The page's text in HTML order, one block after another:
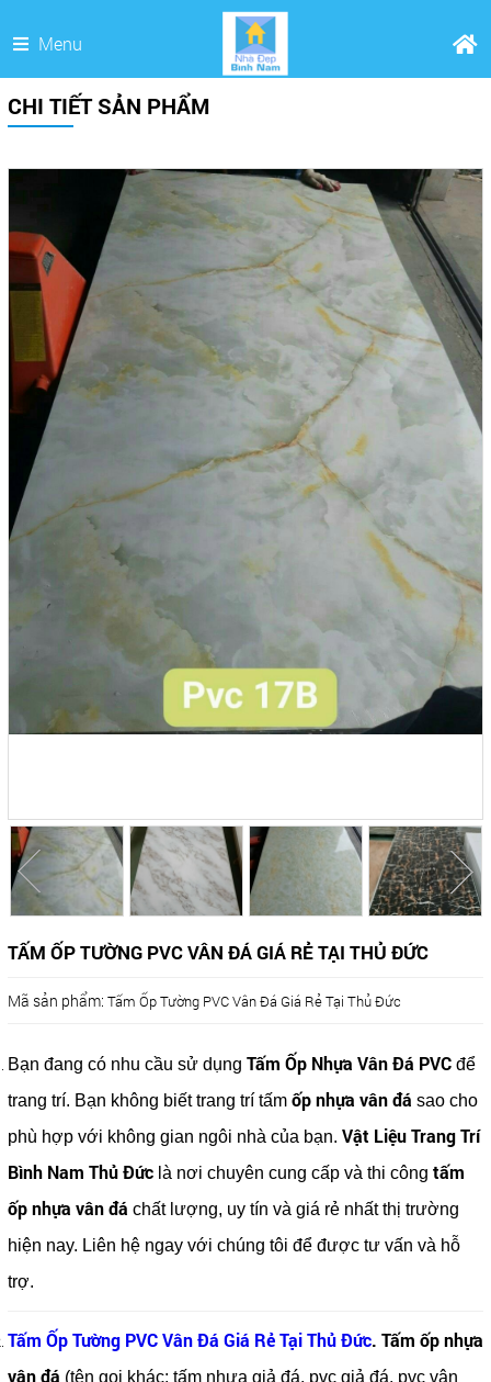
Menu
CHI TIẾT SẢN PHẨM
TẤM ỐP TƯỜNG PVC VÂN ĐÁ GIÁ RẺ TẠI THỦ ĐỨC
Mã sản phẩm: Tấm Ốp Tường PVC Vân Đá Giá Rẻ Tại Thủ Đức
Bạn đang có nhu cầu sử dụng Tấm Ốp Nhựa Vân Đá PVCđể
trang trí. Bạn không biết trang trí tấm ốp nhựa vân đá sao cho
phù hợp với không gian ngôi nhà của bạn. Vật Liệu Trang Trí
Bình Nam Thủ Đứclà nơi chuyên cung cấp và thi công tấm
ốp nhựa vân đá chất lượng, uy tín và giá rẻ nhất thị trường
hiện nay. Liên hệ ngay với chúng tôi để được tư vấn và hỗ
trợ.
Tấm Ốp Tường PVC Vân Đá Giá Rẻ Tại Thủ Đức. Tấm ốp nhựa
vân đá (tên gọi khác: tấm nhựa giả đá, pvc giả đá, pvc vân